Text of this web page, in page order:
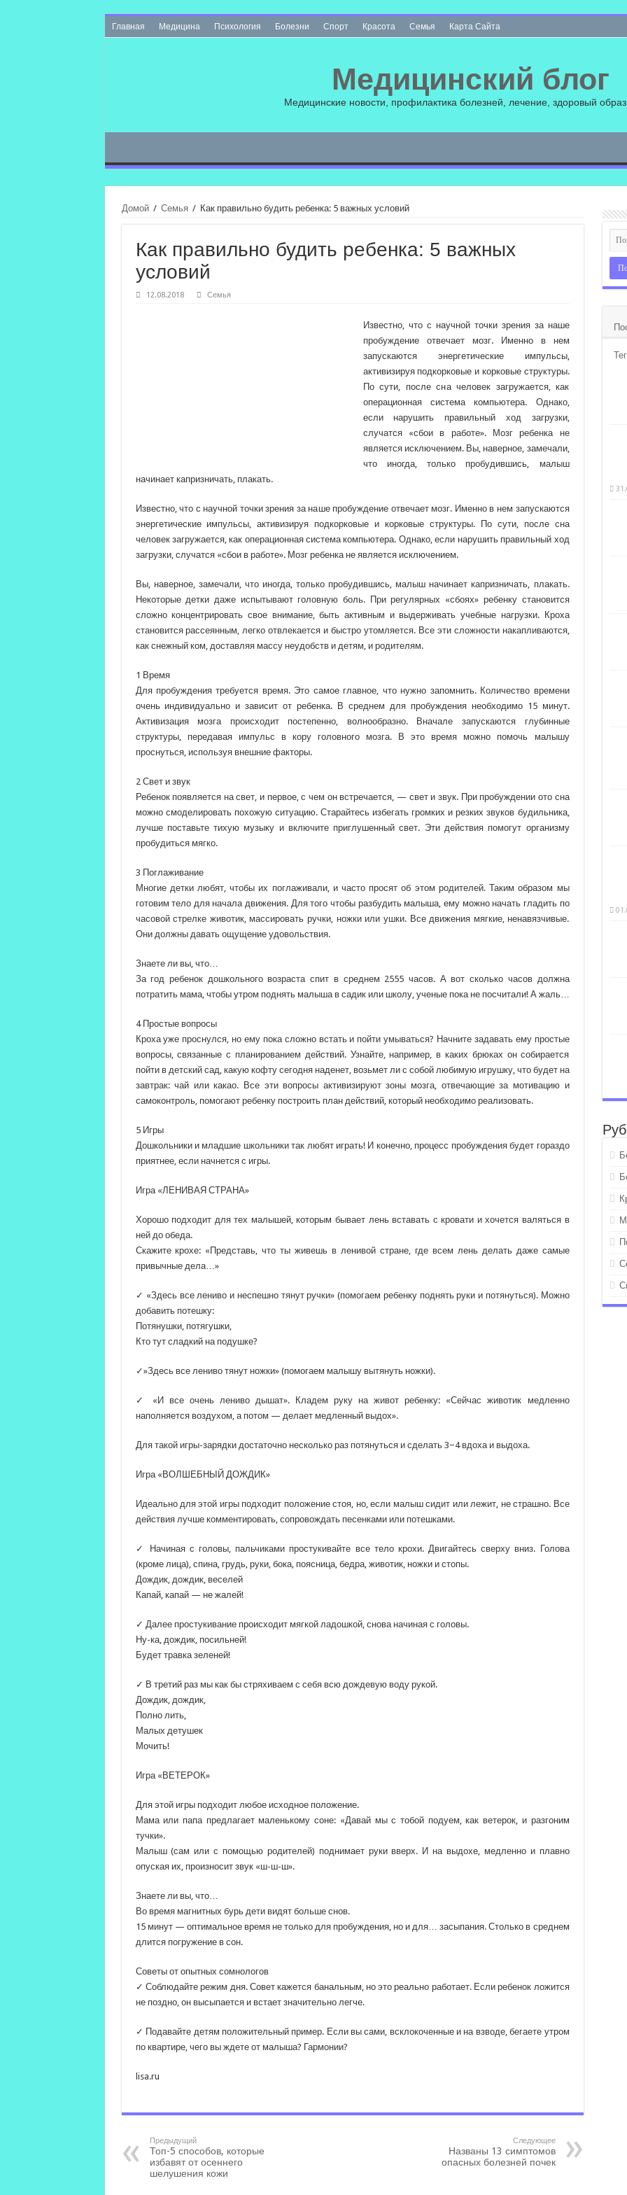
Главная Медицина Психология Болезни Спорт Красота Семья Карта Сайта
Медицинский блог
Медицинские новости, профилактика болезней, лечение, здоровый
Домой / Семья / Как правильно будить ребенка: 5 важных условий
Как правильно будить ребенка: 5 важных
условий
12.08.2018 Семья
Известно, что с научной точки зрения за наше
пробуждение отвечает мозг. Именно в нем
запускаются энергетические импульсы,
активизируя подкорковые и корковые структуры.
По сути, после сна человек загружается, как
операционная система компьютера. Однако,
если нарушить правильный ход загрузки,
случатся «сбои в работе». Мозг ребенка не
является исключением. Вы, наверное, замечали,
что иногда, только пробудившись, малыш
начинает капризничать, плакать.
Известно, что с научной точки зрения за наше пробуждение отвечает мозг. Именно в нем запускаются
энергетические импульсы, активизируя подкорковые и корковые структуры. По сути, после сна
человек загружается, как операционная система компьютера. Однако, если нарушить правильный ход
загрузки, случатся «сбои в работе». Мозг ребенка не является исключением.
Вы, наверное, замечали, что иногда, только пробудившись, малыш начинает капризничать, плакать.
Некоторые детки даже испытывают головную боль. При регулярных «сбоях» ребенку становится
сложно концентрировать свое внимание, быть активным и выдерживать учебные нагрузки. Кроха
становится рассеянным, легко отвлекается и быстро утомляется. Все эти сложности накапливаются,
как снежный ком, доставляя массу неудобств и детям, и родителям.
1 Время
Для пробуждения требуется время. Это самое главное, что нужно запомнить. Количество времени
очень индивидуально и зависит от ребенка. В среднем для пробуждения необходимо 15 минут.
Активизация мозга происходит постепенно, волнообразно. Вначале запускаются глубинные
структуры, передавая импульс в кору головного мозга. В это время можно помочь малышу
проснуться, используя внешние факторы.
2 Свет и звук
Ребенок появляется на свет, и первое, с чем он встречается, — свет и звук. При пробуждении ото сна
можно смоделировать похожую ситуацию. Старайтесь избегать громких и резких звуков будильника,
лучше поставьте тихую музыку и включите приглушенный свет. Эти действия помогут организму
пробудиться мягко.
3 Поглаживание
Многие детки любят, чтобы их поглаживали, и часто просят об этом родителей. Таким образом мы
готовим тело для начала движения. Для того чтобы разбудить малыша, ему можно начать гладить по
часовой стрелке животик, массировать ручки, ножки или ушки. Все движения мягкие, ненавязчивые.
Они должны давать ощущение удовольствия.
Знаете ли вы, что…
За год ребенок дошкольного возраста спит в среднем 2555 часов. А вот сколько часов должна
потратить мама, чтобы утром поднять малыша в садик или школу, ученые пока не посчитали! А жаль…
4 Простые вопросы
Кроха уже проснулся, но ему пока сложно встать и пойти умываться? Начните задавать ему простые
вопросы, связанные с планированием действий. Узнайте, например, в каких брюках он собирается
пойти в детский сад, какую кофту сегодня наденет, возьмет ли с собой любимую игрушку, что будет на
завтрак: чай или какао. Все эти вопросы активизируют зоны мозга, отвечающие за мотивацию и
самоконтроль, помогают ребенку построить план действий, который необходимо реализовать.
5 Игры
Дошкольники и младшие школьники так любят играть! И конечно, процесс пробуждения будет гораздо
приятнее, если начнется с игры.
Игра «ЛЕНИВАЯ СТРАНА»
Хорошо подходит для тех малышей, которым бывает лень вставать с кровати и хочется валяться в
ней до обеда.
Скажите крохе: «Представь, что ты живешь в ленивой стране, где всем лень делать даже самые
привычные дела…»
✓ «Здесь все лениво и неспешно тянут ручки» (помогаем ребенку поднять руки и потянуться). Можно
добавить потешку:
Потянушки, потягушки,
Кто тут сладкий на подушке?
✓»Здесь все лениво тянут ножки» (помогаем малышу вытянуть ножки).
✓ «И все очень лениво дышат». Кладем руку на живот ребенку: «Сейчас животик медленно
наполняется воздухом, а потом — делает медленный выдох».
Для такой игры-зарядки достаточно несколько раз потянуться и сделать 3−4 вдоха и выдоха.
Игра «ВОЛШЕБНЫЙ ДОЖДИК»
Идеально для этой игры подходит положение стоя, но, если малыш сидит или лежит, не страшно. Все
действия лучше комментировать, сопровождать песенками или потешками.
✓ Начиная с головы, пальчиками простукивайте все тело крохи. Двигайтесь сверху вниз. Голова
(кроме лица), спина, грудь, руки, бока, поясница, бедра, животик, ножки и стопы.
Дождик, дождик, веселей
Капай, капай — не жалей!
✓ Далее простукивание происходит мягкой ладошкой, снова начиная с головы.
Ну-ка, дождик, посильней!
Будет травка зеленей!
✓ В третий раз мы как бы стряхиваем с себя всю дождевую воду рукой.
Дождик, дождик,
Полно лить,
Малых детушек
Мочить!
Игра «ВЕТЕРОК»
Для этой игры подходит любое исходное положение.
Мама или папа предлагает маленькому соне: «Давай мы с тобой подуем, как ветерок, и разгоним
тучки».
Малыш (сам или с помощью родителей) поднимает руки вверх. И на выдохе, медленно и плавно
опуская их, произносит звук «ш-ш-ш».
Знаете ли вы, что…
Во время магнитных бурь дети видят больше снов.
15 минут — оптимальное время не только для пробуждения, но и для… засыпания. Столько в среднем
длится погружение в сон.
Советы от опытных сомнологов
✓ Соблюдайте режим дня. Совет кажется банальным, но это реально работает. Если ребенок ложится
не поздно, он высыпается и встает значительно легче.
✓ Подавайте детям положительный пример. Если вы сами, всклокоченные и на взводе, бегаете утром
по квартире, чего вы ждете от малыша? Гармонии?
lisa.ru
Предыдущий
Топ-5 способов, которые
избавят от осеннего
шелушения кожи
Следующее
Названы 13 симптомов
опасных болезней почек